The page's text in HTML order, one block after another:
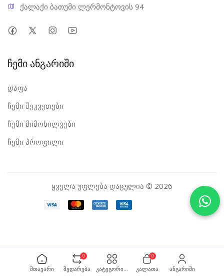
მთავარი შედარება
0
კატეგორიები კალათა
0
ანგარიში
ქალაქი ბათუმი ლერმონტოვის 94
ჩემი ანგარიში
დაფა
ჩემი შეკვეთები
ჩემი მიმოხილვები
ჩემი პროფილი
ყველა უფლება დაცულია © 2026